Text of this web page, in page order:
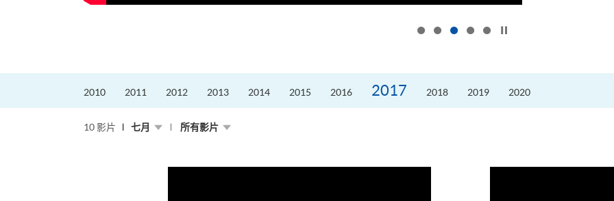
2010 2011 2012 2013 2014 2015 2016 2017 2018 2019 2020
10 影片 七月 所有影片